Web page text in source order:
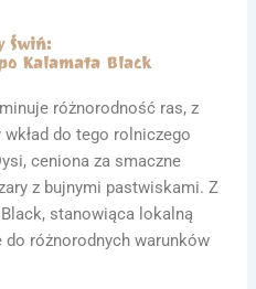
Świń:
Kalamata Black
różnorodność ras, z
do tego rolniczego
ceniona za smaczne
z bujnymi pastwiskami. Z
stanowiąca lokalną
różnorodnych warunków